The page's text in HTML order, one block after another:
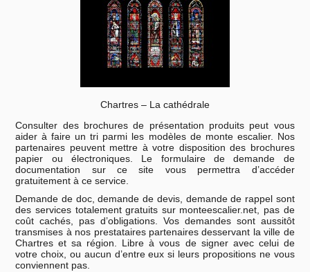
Chartres – La cathédrale
Consulter des brochures de présentation produits peut vous
aider à faire un tri parmi les modèles de monte escalier. Nos
partenaires peuvent mettre à votre disposition des brochures
papier ou électroniques. Le formulaire de demande de
documentation sur ce site vous permettra d’accéder
gratuitement à ce service.
Demande de doc, demande de devis, demande de rappel sont
des services totalement gratuits sur monteescalier.net, pas de
coût cachés, pas d’obligations. Vos demandes sont aussitôt
transmises à nos prestataires partenaires desservant la ville de
Chartres et sa région. Libre à vous de signer avec celui de
votre choix, ou aucun d’entre eux si leurs propositions ne vous
conviennent pas.